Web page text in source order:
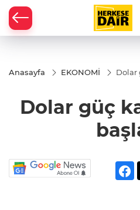
Anasayfa EKONOMİ
Dolar
Dolar güç